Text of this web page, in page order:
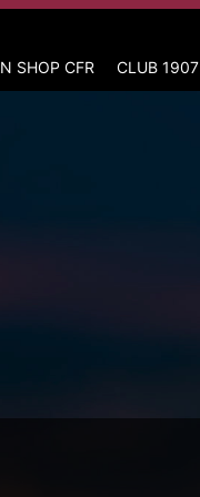
SHOP CFR CLUB 1907